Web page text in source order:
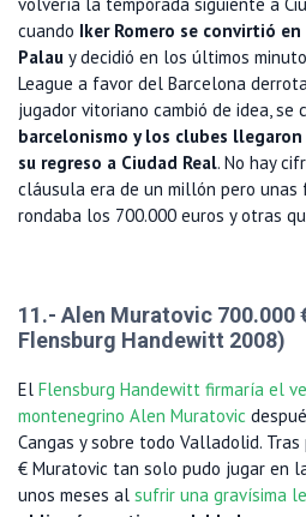
cuando Iker Romero se convirtió
Palau y decidió en los últimos
League a favor del Barcelona
jugador vitoriano cambió de idea, se
barcelonismo y los clubes
su regreso a Ciudad Real. No hay
cláusula era de un millón pero
rondaba los 700.000 euros y otras
11.- Alen Muratovic 700.000
Flensburg Handewitt 2008)
El Flensburg Handewitt firmaría el
montenegrino Alen Muratovic
Cangas y sobre todo Valladolid.
€ Muratovic tan solo pudo jugar en
unos meses al sufrir una gravísima